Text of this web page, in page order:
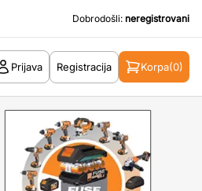
Dobrodošli: neregistrovani
Prijava Registracija Korpa(0)